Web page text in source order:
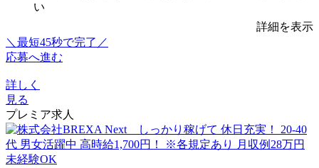
い
詳細を表示
＼最短45秒で完了／
応募へ進む
詳しく
見る
プレミア求人